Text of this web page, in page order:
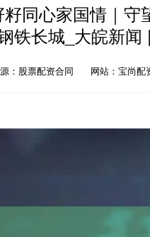
籽同心家国情｜
铁长城_大皖新闻
：股票配资合同 网站：宝尚配